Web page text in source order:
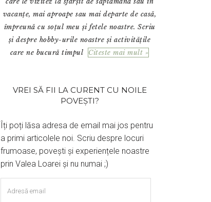
vacanțe, mai aproape sau mai departe de casă,
împreună cu soțul meu și fetele noastre. Scriu
și despre hobby-urile noastre și activitățile
care ne bucură timpul Citeste mai mult »
VREI SĂ FII LA CURENT CU NOILE
POVEȘTI?
Îți poți lăsa adresa de email mai jos pentru
a primi articolele noi. Scriu despre locuri
frumoase, povești și experiențele noastre
prin Valea Loarei și nu numai ;)
email